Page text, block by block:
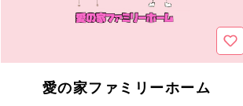
愛の家ファミリーホーム